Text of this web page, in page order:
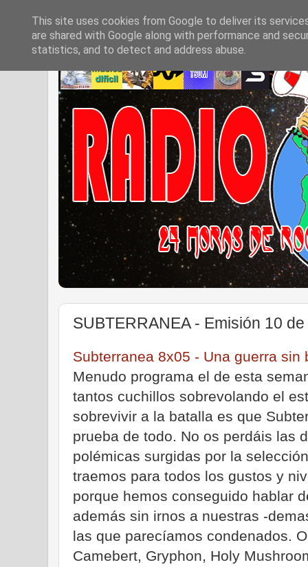
SUBTERRANEA - Emisión 10
Subterranea 8x05 - Una guerra sin
Menudo programa el de esta
tantos cuchillos sobrevolando el
sobrevivir a la batalla es que
prueba de todo. No os perdáis las
polémicas surgidas por la
traemos para todos los gustos y
porque hemos conseguido hablar
además sin irnos a nuestras -
las que parecíamos condenados.
Camebert, Gryphon, Holy
This site uses cookies from Google to deliver its
are shared with Google along with performance and
statistics, and to detect and address abuse.